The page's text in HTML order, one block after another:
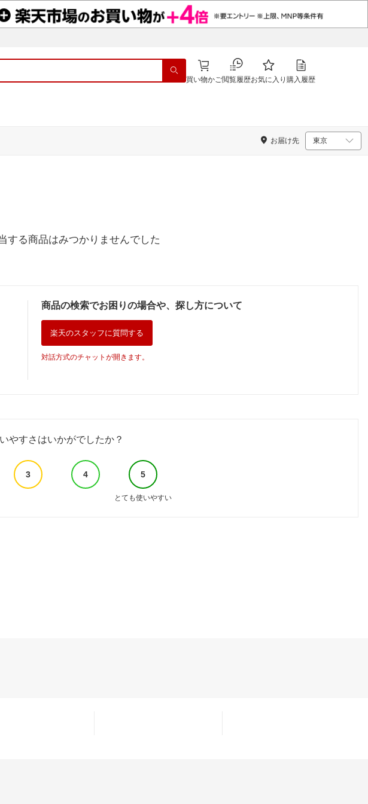
買い物かご閲覧履歴お気に入り 購入履歴
お届け先
する商品はみつかりませんでした
商品の検索でお困りの場合や、探し方について
楽天のスタッフに質問する
対話方式のチャットが開きます。
やすさはいかがでしたか？
3 4 5
とても使いやすい